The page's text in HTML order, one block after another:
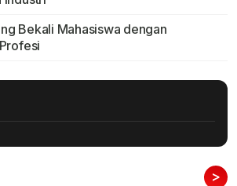
Bekali Mahasiswa dengan
>